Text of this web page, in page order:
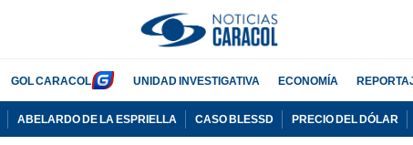
GOL CARACOL UNIDAD INVESTIGATIVA ECONOMÍA
ABELARDO DE LA ESPRIELLA CASO BLESSD PRECIO DEL DÓLAR